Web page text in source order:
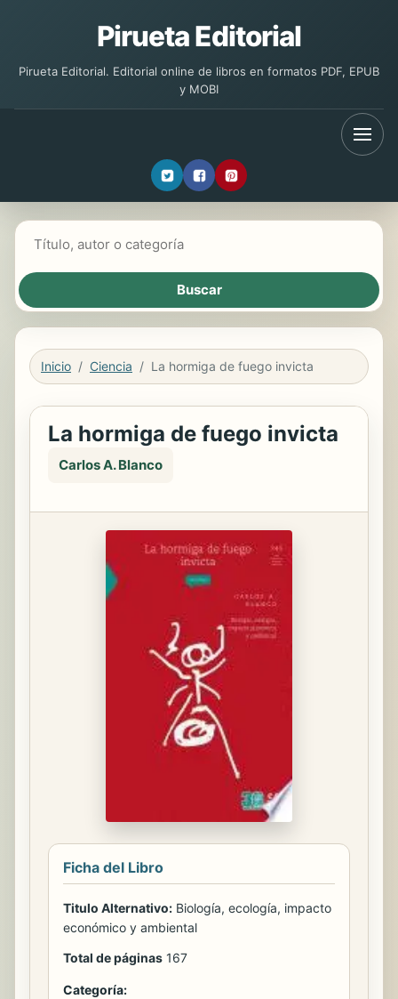
Pirueta Editorial
Pirueta Editorial. Editorial online de libros en formatos PDF, EPUB
y MOBI
Inicio Ciencia La hormiga de fuego invicta
La hormiga de fuego invicta
Carlos A. Blanco
Ficha del Libro
Titulo Alternativo: Biología, ecología, impacto
económico y ambiental
Total de páginas 167
Categoría: